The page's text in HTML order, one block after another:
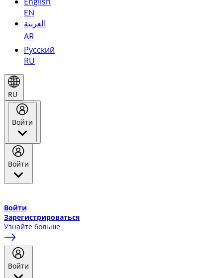
EN
العربية
AR
Русский
RU
RU
Войти
Войти
Войти
Зарегистрироваться
Узнайте больше
Войти